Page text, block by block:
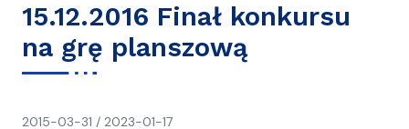
15.12.2016 Finał konkursu
na grę planszową
2015-03-31 / 2023-01-17